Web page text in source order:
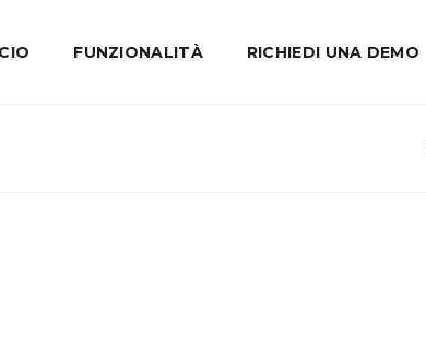
FUNZIONALITÀ RICHIEDI UNA DEMO